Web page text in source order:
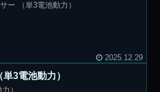
ー （単3電池動力）
2025.12.29
3電池動力）
）